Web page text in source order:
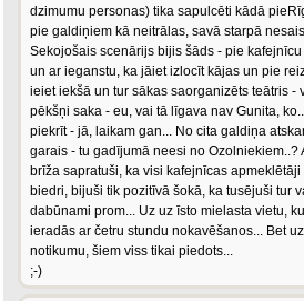
dzimumu personas) tika sapulcēti kādā
pie galdiņiem kā neitrālas, savā starpā
Sekojošais scenārijs bijis šāds - pie
un ar ieganstu, ka jāiet izlocīt kājas un pie
ieiet iekšā un tur sākas saorganizēts teātris -
pēkšņi saka - eu, vai tā līgava nav Gunita,
piekrīt - jā, laikam gan... No cita galdiņa
garais - tu gadījumā neesi no Ozolniekiem..?
brīža sapratuši, ka visi kafejnīcas
biedri, bijuši tik pozitīvā šokā, ka tusējuši tur
dabūnami prom... Uz uz īsto mielasta vietu,
ieradās ar četru stundu nokavēšanos... Bet
notikumu, šiem viss tikai piedots...
;-)